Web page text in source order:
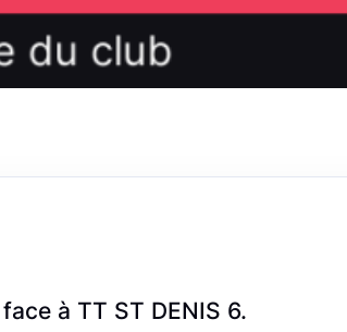
à TT ST DENIS 6.